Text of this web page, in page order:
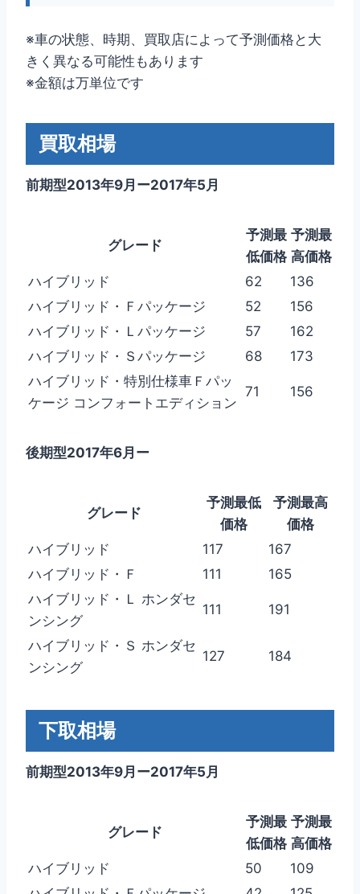
※車の状態、時期、買取店によって予測価格と大
きく異なる可能性もあります
※金額は万単位です
買取相場
前期型2013年9月ー2017年5月
グレード
予測最
低価格
予測最
高価格
ハイブリッド
62
136
ハイブリッド・Ｆパッケージ
52
156
ハイブリッド・Ｌパッケージ
57
162
ハイブリッド・Ｓパッケージ
68
173
ハイブリッド・特別仕様車Ｆパッ
ケージ コンフォートエディション
71 156
後期型2017年6月ー
グレード
予測最低
価格
予測最高
価格
ハイブリッド
117
167
ハイブリッド・Ｆ
111
165
ハイブリッド・Ｌ ホンダセ
ンシング
111 191
ハイブリッド・Ｓ ホンダセ
ンシング
127 184
下取相場
前期型2013年9月ー2017年5月
グレード
予測最
低価格
予測最
高価格
ハイブリッド
50
109